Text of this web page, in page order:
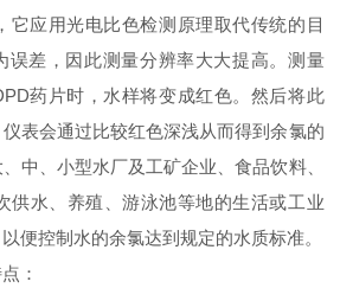
应用光电比色检测原理取代传统的目
误差，因此测量分辨率大大提高。测量
药片时，水样将变成红色。然后将此
表会通过比较红色深浅从而得到余氯的
中、小型水厂及工矿企业、食品饮料、
供水、养殖、游泳池等地的生活或工业
便控制水的余氯达到规定的水质标准。
：